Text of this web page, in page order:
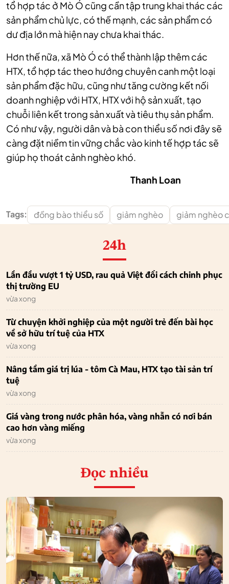
tổ hợp tác ở Mò Ó cũng cần tập trung khai thác các
sản phẩm chủ lực, có thế mạnh, các sản phẩm có
dư địa lớn mà hiện nay chưa khai thác.
Hơn thế nữa, xã Mò Ó có thể thành lập thêm các
HTX, tổ hợp tác theo hướng chuyên canh một loại
sản phẩm đặc hữu, cũng như tăng cường kết nối
doanh nghiệp với HTX, HTX với hộ sản xuất, tạo
chuỗi liên kết trong sản xuất và tiêu thụ sản phẩm.
Có như vậy, người dân và bà con thiểu số nơi đây sẽ
càng đặt niềm tin vững chắc vào kinh tế hợp tác sẽ
giúp họ thoát cảnh nghèo khó.
Thanh Loan
Tags: đồng bào thiểu số giảm nghèo giảm nghèo
24h
Lần đầu vượt 1 tỷ USD, rau quả Việt đổi cách chinh phục
thị trường EU
vừa xong
Từ chuyện khởi nghiệp của một người trẻ đến bài học
về sở hữu trí tuệ của HTX
vừa xong
Nâng tầm giá trị lúa - tôm Cà Mau, HTX tạo tài sản trí
tuệ
vừa xong
Giá vàng trong nước phân hóa, vàng nhẫn có nơi bán
cao hơn vàng miếng
vừa xong
Đọc nhiều